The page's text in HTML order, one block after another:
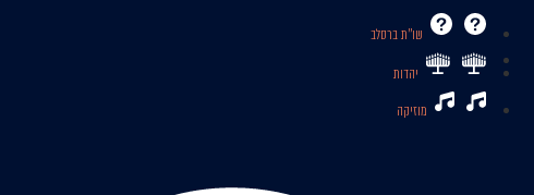
שו’’ת ברסלב
יהדות
מוזיקה